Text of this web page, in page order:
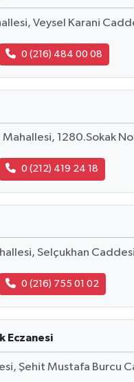
Veysel Karani
0 (216) 484 00 08
Mahallesi, 1280.Sokak
0 (212) 419 24 18
Selçukhan
0 (216) 755 01 02
Eczanesi
Şehit Mustafa Burcu